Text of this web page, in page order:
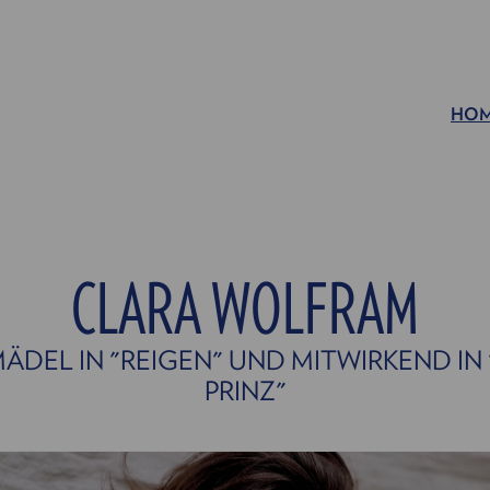
CLARA WOLFRAM
IN "REIGEN" UND MITWIRKEND IN
RINZ"